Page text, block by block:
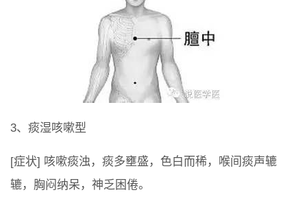
3、痰湿咳嗽型
[症状] 咳嗽痰浊，痰多壅盛，色白而稀，喉间痰声辘
辘，胸闷纳呆，神乏困倦。